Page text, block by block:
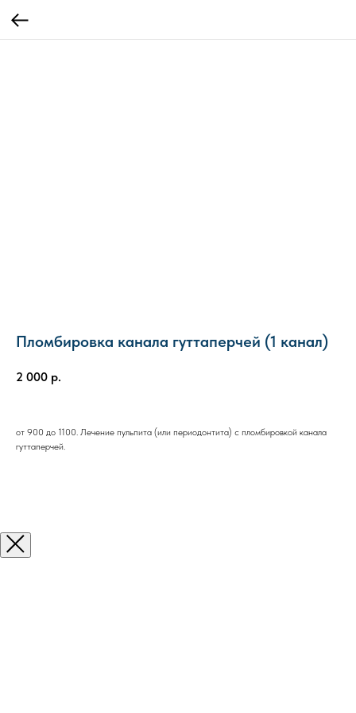
Пломбировка канала гуттаперчей (1 канал)
2 000 р.
от 900 до 1100. Лечение пульпита (или периодонтита) с пломбировкой канала
гуттаперчей.